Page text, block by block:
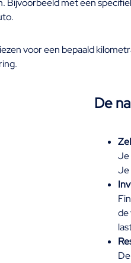
voor een bepaald
De
Je
Je
de